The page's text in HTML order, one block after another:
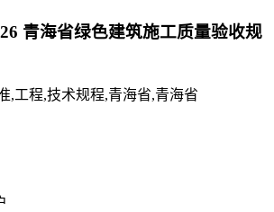
青海省绿色建筑施工质量验收规